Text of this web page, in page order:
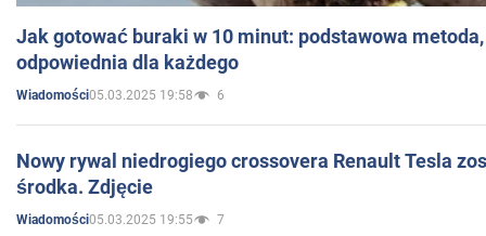
Jak gotować buraki w 10 minut: podstawowa
odpowiednia dla każdego
Wiadomości05.03.2025 19:58 6
Nowy rywal niedrogiego crossovera Renault Tesla
środka. Zdjęcie
Wiadomości05.03.2025 19:55 7